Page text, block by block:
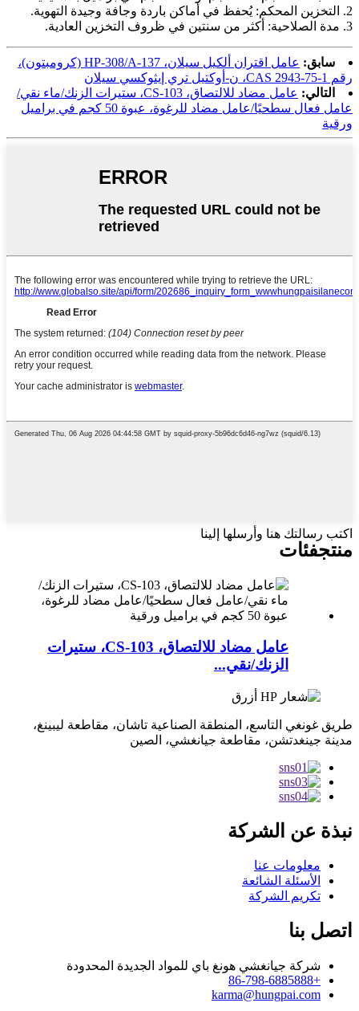
2. التخزين المحكم: يُحفظ في أماكن باردة وجافة وجيدة التهوية.
3. مدة الصلاحية: أكثر من سنتين في ظروف التخزين العادية.
سابق:
عامل اقتران ألكيل سيلان، HP-308/A-137 (كرومبتون)،
رقم CAS 2943-75-1، ن-أوكتيل تري إيثوكسي سيلان
التالي:
عامل مضاد للالتصاق، CS-103، ستيرات الزنك/ماء نقي/
عامل فعال سطحيًا/عامل مضاد للرغوة، عبوة 50 كجم في براميل
ورقية
اكتب رسالتك هنا وأرسلها إلينا
منتجفئات
عامل مضاد للالتصاق، CS-103، ستيرات
الزنك/نقي...
طريق غونغي التاسع، المنطقة الصناعية تاشان، مقاطعة ليبينغ،
مدينة جينغدتشن، مقاطعة جيانغشي، الصين
نبذة عن الشركة
معلومات عنا
الأسئلة الشائعة
تكريم الشركة
اتصل بنا
شركة جيانغشي هونغ باي للمواد الجديدة المحدودة
+86-798-6885888
karma@hungpai.com